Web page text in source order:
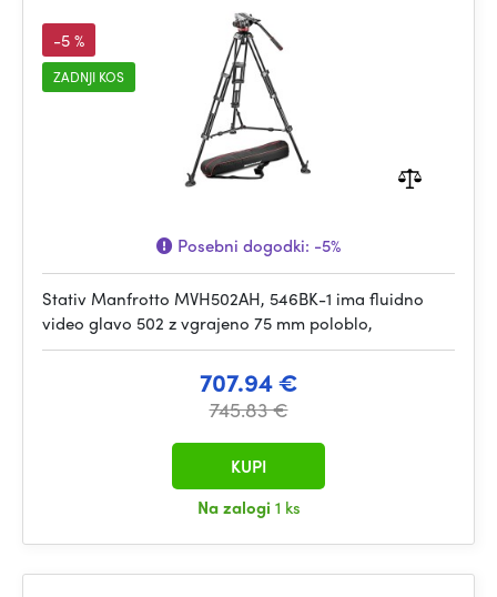
-5 %
ZADNJI KOS
Posebni dogodki: -5%
Stativ Manfrotto MVH502AH, 546BK-1 ima fluidno
video glavo 502 z vgrajeno 75 mm poloblo,
707.94 €
745.83 €
Na zalogi 1 ks
KUPI